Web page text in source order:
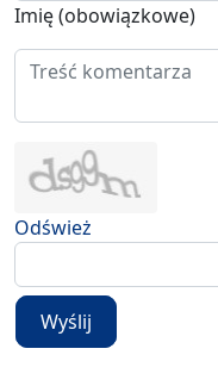
Imię (obowiązkowe)
Odśwież
Wyślij